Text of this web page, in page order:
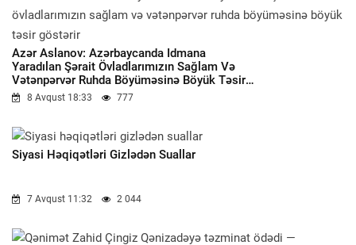
Azər Aslanov: Azərbaycanda Idmana
Yaradılan Şərait Övladlarımızın Sağlam Və
Vətənpərvər Ruhda Böyüməsinə Böyük Təsir
Göstərir
8 Avqust 18:33 777
Siyasi Həqiqətləri Gizlədən Suallar
7 Avqust 11:32 2 044